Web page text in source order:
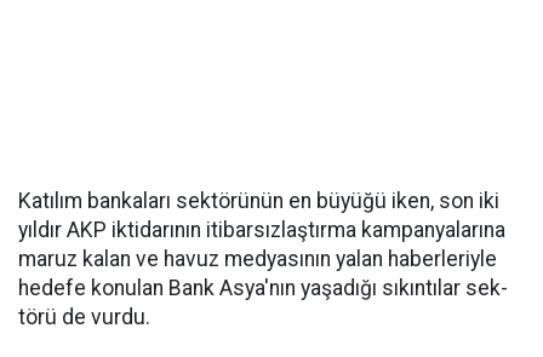
Ka­tı­lım ban­ka­la­rı sek­tö­rü­nün en bü­yü­ğü iken, son iki
yıl­dır AKP ik­ti­da­rı­nın iti­bar­sız­laş­tır­ma kam­pan­ya­la­rı­na
maruz kalan ve ha­vuz med­ya­sı­nın ya­lan ha­ber­le­riy­le
he­de­fe ko­nu­lan Bank As­ya'nın ya­şa­dı­ğı sı­kın­tı­lar sek­
tö­rü de vur­du.